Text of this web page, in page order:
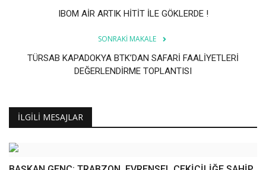
IBOM AİR ARTIK HİTİT İLE GÖKLERDE !
SONRAKI MAKALE
TÜRSAB KAPADOKYA BTK’DAN SAFARİ FAALİYETLERİ
DEĞERLENDİRME TOPLANTISI
İLGILI MESAJLAR